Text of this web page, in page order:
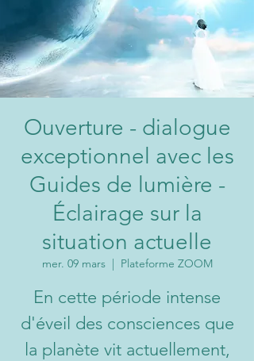
Ouverture - dialogue
exceptionnel avec les
Guides de lumière -
Éclairage sur la
situation actuelle
mer. 09 mars
  |
Plateforme ZOOM
En cette période intense
d'éveil des consciences que
la planète vit actuellement,